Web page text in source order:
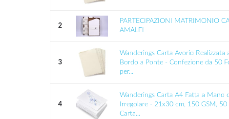
2
PARTECIPAZIONI MATRIMONIO
AMALFI
3
Wanderings Carta Avorio Realizzata
Bordo a Ponte - Confezione da 50
per...
4
Wanderings Carta A4 Fatta a Mano
Irregolare - 21x30 cm, 150 GSM, 50
Carta...